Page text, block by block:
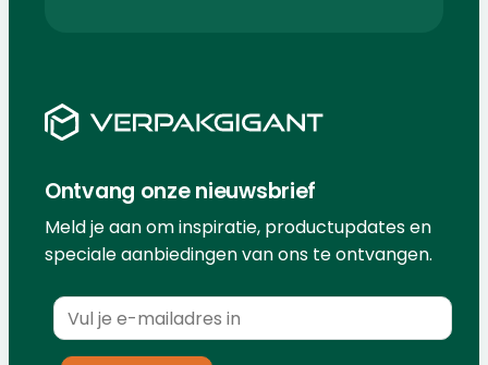
Ontvang onze nieuwsbrief
Meld je aan om inspiratie, productupdates en
speciale aanbiedingen van ons te ontvangen.